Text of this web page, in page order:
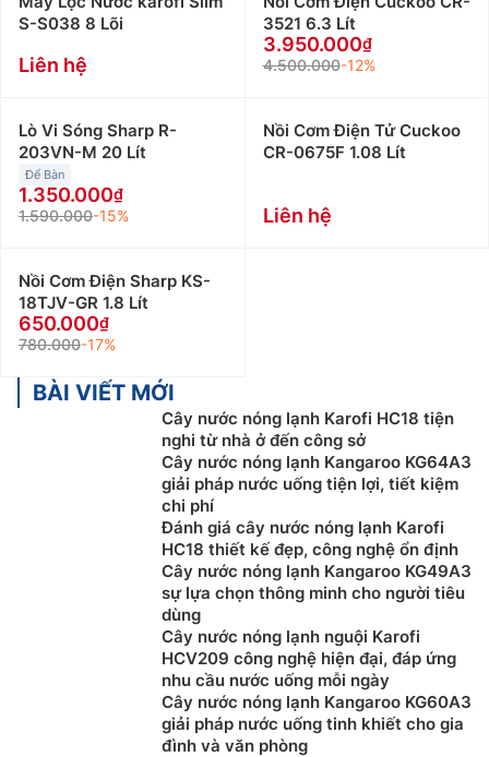
S-S038 8 Lõi
Liên hệ
3521 6.3 Lít
3.950.000
4.500.000-12%
Lò Vi Sóng Sharp R-
203VN-M 20 Lít
Để Bàn
1.350.000
1.590.000-15%
Nồi Cơm Điện Tử Cuckoo
CR-0675F 1.08 Lít
Liên hệ
Nồi Cơm Điện Sharp KS-
18TJV-GR 1.8 Lít
650.000
780.000-17%
BÀI VIẾT MỚI
Cây nước nóng lạnh Karofi HC18 tiện
nghi từ nhà ở đến công sở
Cây nước nóng lạnh Kangaroo KG64A3
giải pháp nước uống tiện lợi, tiết kiệm
chi phí
Đánh giá cây nước nóng lạnh Karofi
HC18 thiết kế đẹp, công nghệ ổn định
Cây nước nóng lạnh Kangaroo KG49A3
sự lựa chọn thông minh cho người tiêu
dùng
Cây nước nóng lạnh nguội Karofi
HCV209 công nghệ hiện đại, đáp ứng
nhu cầu nước uống mỗi ngày
Cây nước nóng lạnh Kangaroo KG60A3
giải pháp nước uống tinh khiết cho gia
đình và văn phòng